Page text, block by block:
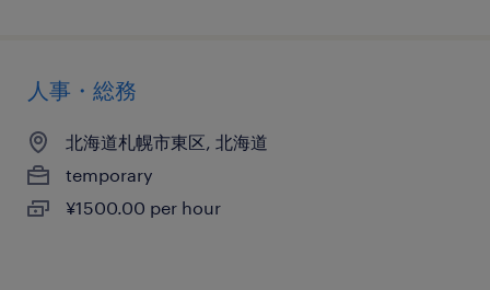
人事・総務
北海道札幌市東区, 北海道
temporary
¥1500.00 per hour